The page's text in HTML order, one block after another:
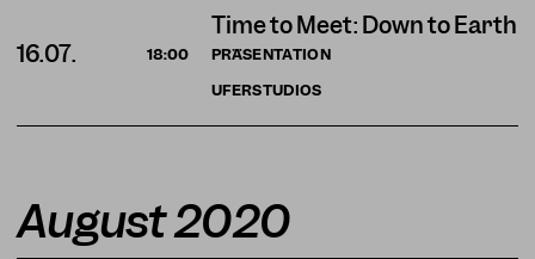
Time to Meet: Down to Earth
PRÄSENTATION
16.07.
18:00
UFERSTUDIOS
August 2020